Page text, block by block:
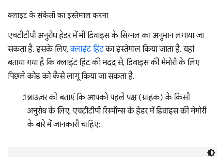
क्लाइंट के संकेतों का इस्तेमाल करना
एचटीटीपी अनुरोध हेडर में भी डिवाइस के सिग्नल का अनुमान लगाया जा
सकता है. इसके लिए,क्लाइंट हिंटका इस्तेमाल किया जाता है. यहां
बताया गया है कि क्लाइंट हिंट की मदद से, डिवाइस की मेमोरी के लिए
पिछले कोड को कैसे लागू किया जा सकता है.
ब्राउज़र को बताएं कि आपको पहले पक्ष (ग्राहक) के किसी
अनुरोध के लिए, एचटीटीपी रिस्पॉन्स के हेडर में डिवाइस की मेमोरी
के बारे में जानकारी चाहिए: